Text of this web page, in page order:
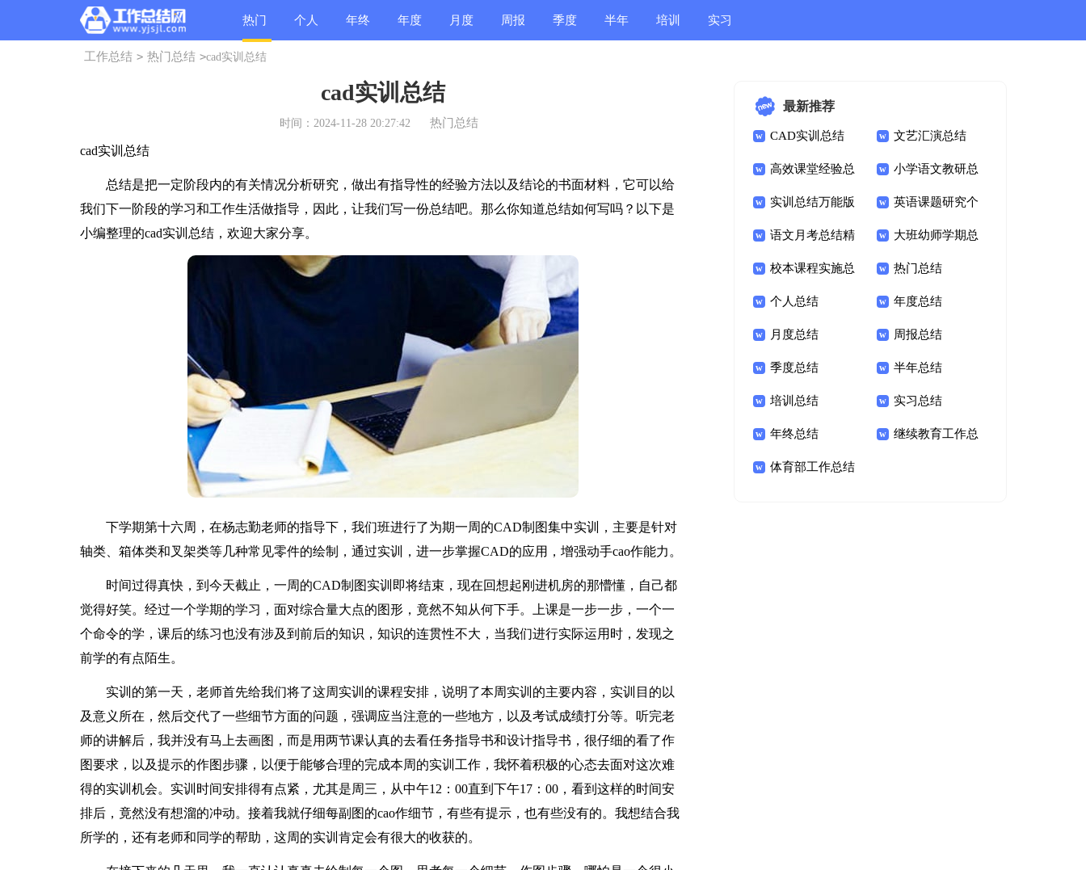
热门
总结
个人 年终 年度 月度 周报 季度 半年 培训 实习
工作总结 > 热门总结 >cad实训总结
cad实训总结
时间：2024-11-28 20:27:42 热门总结
cad实训总结
总结是把一定阶段内的有关情况分析研究，做出有指导性的经验方法以及结论的书面材料，它可以给
我们下一阶段的学习和工作生活做指导，因此，让我们写一份总结吧。那么你知道总结如何写吗？以下是
小编整理的cad实训总结，欢迎大家分享。
下学期第十六周，在杨志勤老师的指导下，我们班进行了为期一周的CAD制图集中实训，主要是针对
轴类、箱体类和叉架类等几种常见零件的绘制，通过实训，进一步掌握CAD的应用，增强动手cao作能力。
时间过得真快，到今天截止，一周的CAD制图实训即将结束，现在回想起刚进机房的那懵懂，自己都
觉得好笑。经过一个学期的学习，面对综合量大点的图形，竟然不知从何下手。上课是一步一步，一个一
个命令的学，课后的练习也没有涉及到前后的知识，知识的连贯性不大，当我们进行实际运用时，发现之
前学的有点陌生。
实训的第一天，老师首先给我们将了这周实训的课程安排，说明了本周实训的主要内容，实训目的以
及意义所在，然后交代了一些细节方面的问题，强调应当注意的一些地方，以及考试成绩打分等。听完老
师的讲解后，我并没有马上去画图，而是用两节课认真的去看任务指导书和设计指导书，很仔细的看了作
图要求，以及提示的作图步骤，以便于能够合理的完成本周的实训工作，我怀着积极的心态去面对这次难
得的实训机会。实训时间安排得有点紧，尤其是周三，从中午12：00直到下午17：00，看到这样的时间安
排后，竟然没有想溜的冲动。接着我就仔细每副图的cao作细节，有些有提示，也有些没有的。我想结合我
所学的，还有老师和同学的帮助，这周的实训肯定会有很大的收获的。
最新推荐
CAD实训总结 文艺汇演总结
高效课堂经验总
结
小学语文教研总
结
实训总结万能版 英语课题研究个
人总结
语文月考总结精
彩
大班幼师学期总
结
校本课程实施总
结
热门总结
个人总结 年度总结
月度总结 周报总结
季度总结 半年总结
培训总结 实习总结
年终总结 继续教育工作总
体育部工作总结